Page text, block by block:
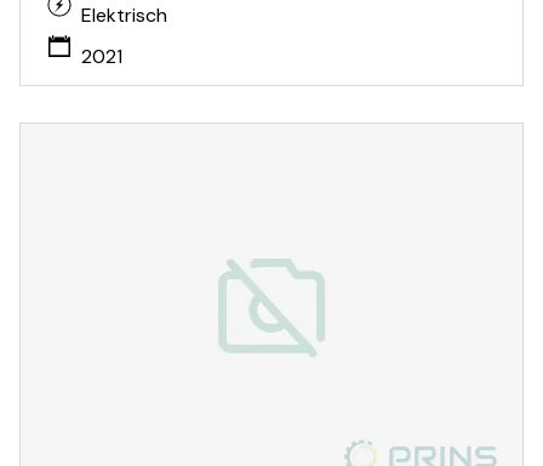
Elektrisch
2021